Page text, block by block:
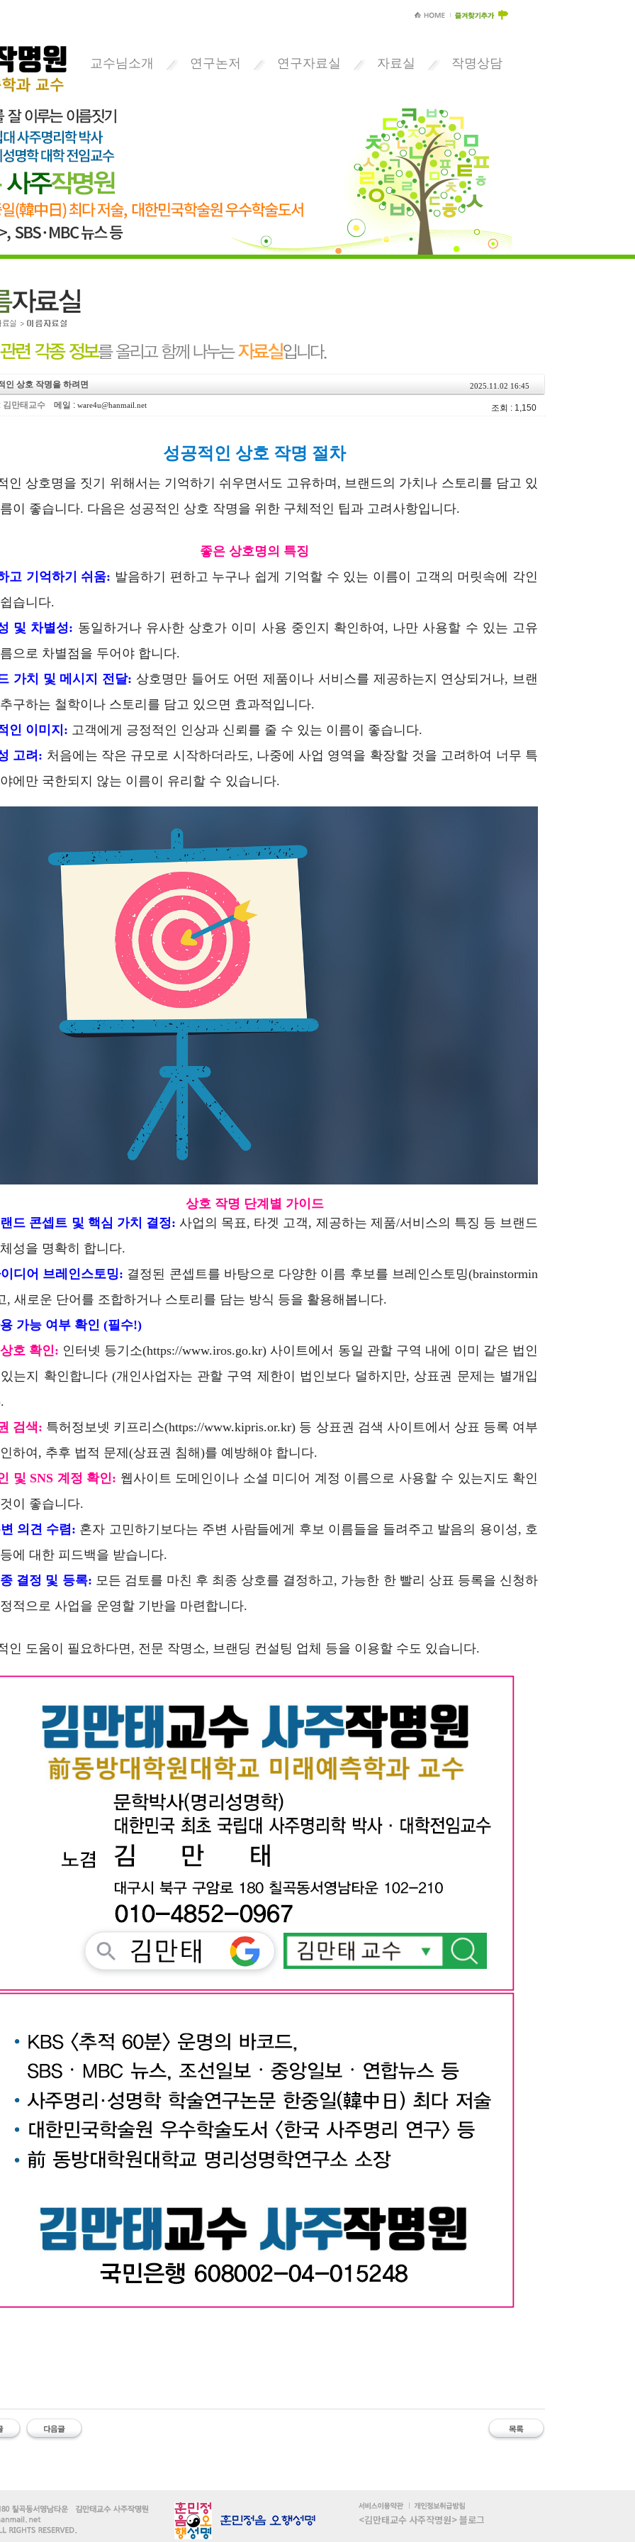
교수님소개 연구논저 연구자료실 자료실 작명상담
인 상호 작명을 하려면 2025.11.02 16:45
김만태교수 메일 : ware4u@hanmail.net 조회 : 1,150
성공적인 상호 작명 절차
인 상호명을 짓기 위해서는 기억하기 쉬우면서도 고유하며, 브랜드의 가치나 스토리를 담고 있
이 좋습니다. 다음은 성공적인 상호 작명을 위한 구체적인 팁과 고려사항입니다.
좋은 상호명의 특징
고 기억하기 쉬움: 발음하기 편하고 누구나 쉽게 기억할 수 있는 이름이 고객의 머릿속에 각인
습니다.
및 차별성: 동일하거나 유사한 상호가 이미 사용 중인지 확인하여, 나만 사용할 수 있는 고유
으로 차별점을 두어야 합니다.
가치 및 메시지 전달: 상호명만 들어도 어떤 제품이나 서비스를 제공하는지 연상되거나, 브랜
구하는 철학이나 스토리를 담고 있으면 효과적입니다.
인 이미지: 고객에게 긍정적인 인상과 신뢰를 줄 수 있는 이름이 좋습니다.
고려: 처음에는 작은 규모로 시작하더라도, 나중에 사업 영역을 확장할 것을 고려하여 너무 특
에만 국한되지 않는 이름이 유리할 수 있습니다.
상호 작명 단계별 가이드
드 콘셉트 및 핵심 가치 결정: 사업의 목표, 타겟 고객, 제공하는 제품/서비스의 특징 등 브랜드
성을 명확히 합니다.
디어 브레인스토밍: 결정된 콘셉트를 바탕으로 다양한 이름 후보를 브레인스토밍(brainstormin
, 새로운 단어를 조합하거나 스토리를 담는 방식 등을 활용해봅니다.
가능 여부 확인 (필수!)
호 확인: 인터넷 등기소(https://www.iros.go.kr) 사이트에서 동일 관할 구역 내에 이미 같은 법인
는지 확인합니다 (개인사업자는 관할 구역 제한이 법인보다 덜하지만, 상표권 문제는 별개입
검색: 특허정보넷 키프리스(https://www.kipris.or.kr) 등 상표권 검색 사이트에서 상표 등록 여부
하여, 추후 법적 문제(상표권 침해)를 예방해야 합니다.
및 SNS 계정 확인: 웹사이트 도메인이나 소셜 미디어 계정 이름으로 사용할 수 있는지도 확인
이 좋습니다.
의견 수렴: 혼자 고민하기보다는 주변 사람들에게 후보 이름들을 들려주고 발음의 용이성, 호
에 대한 피드백을 받습니다.
결정 및 등록: 모든 검토를 마친 후 최종 상호를 결정하고, 가능한 한 빨리 상표 등록을 신청하
적으로 사업을 운영할 기반을 마련합니다.
인 도움이 필요하다면, 전문 작명소, 브랜딩 컨설팅 업체 등을 이용할 수도 있습니다.
<김만태교수 사주작명원> 블로그